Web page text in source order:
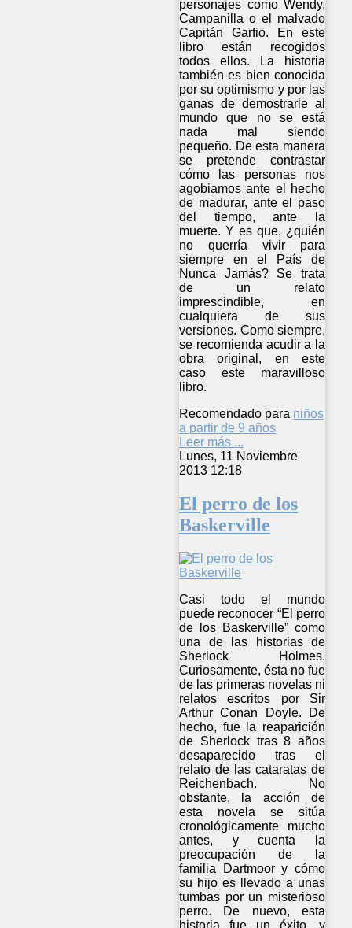
personajes como Wendy,
Campanilla o el malvado
Capitán Garfio. En este
libro están recogidos
todos ellos. La historia
también es bien conocida
por su optimismo y por las
ganas de demostrarle al
mundo que no se está
nada mal siendo
pequeño. De esta manera
se pretende contrastar
cómo las personas nos
agobiamos ante el hecho
de madurar, ante el paso
del tiempo, ante la
muerte. Y es que, ¿quién
no querría vivir para
siempre en el País de
Nunca Jamás? Se trata
de un relato
imprescindible, en
cualquiera de sus
versiones. Como siempre,
se recomienda acudir a la
obra original, en este
caso este maravilloso
libro.
Recomendado para niños
a partir de 9 años
Leer más ...
Lunes, 11 Noviembre
2013 12:18
El perro de los
Baskerville
Casi todo el mundo
puede reconocer “El perro
de los Baskerville” como
una de las historias de
Sherlock Holmes.
Curiosamente, ésta no fue
de las primeras novelas ni
relatos escritos por Sir
Arthur Conan Doyle. De
hecho, fue la reaparición
de Sherlock tras 8 años
desaparecido tras el
relato de las cataratas de
Reichenbach. No
obstante, la acción de
esta novela se sitúa
cronológicamente mucho
antes, y cuenta la
preocupación de la
familia Dartmoor y cómo
su hijo es llevado a unas
tumbas por un misterioso
perro. De nuevo, esta
historia fue un éxito, y